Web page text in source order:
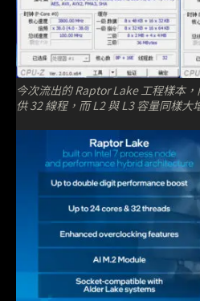
今次流出的 Raptor Lake 工程樣本
供 32 線程，而 L2 與 L3 容量同樣大